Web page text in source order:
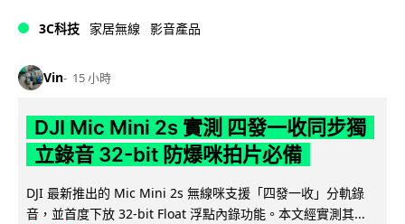
3C科技 家居無線 影音產品
Vin 15 小時
DJI Mic Mini 2s 實測 四發一收同步獨
立錄音 32-bit 防爆咪拍片必備
DJI 最新推出的 Mic Mini 2s 無線咪支援「四發一收」分軌錄
音，並首度下放 32-bit Float 浮點內錄功能。本文經實測其...